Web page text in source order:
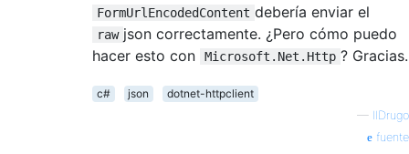
FormUrlEncodedContent debería enviar el
raw json correctamente. ¿Pero cómo puedo
hacer esto con
Microsoft.Net.Http ? Gracias.
c# json
dotnet-httpclient
— IlDrugo
fuente